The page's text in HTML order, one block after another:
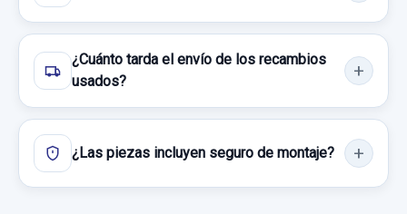
Sin IVA, gastos de envío no incluidos.
Consultar por whatsapp
¿Cuánto tarda el envío de los recambios
usados?
¿Las piezas incluyen seguro de montaje?